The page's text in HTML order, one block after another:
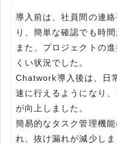
導入前は、社員間の連
り、簡単な確認でも時
また、プロジェクトの
くい状況でした。
Chatwork導入後は、日
速に行えるようになり
が向上しました。
簡易的なタスク管理機
れ、抜け漏れが減少しま